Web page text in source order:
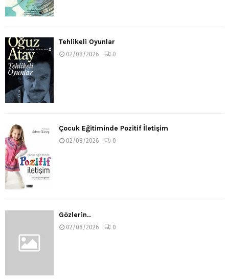
Tehlikeli Oyunlar
02/08/2026 0
Çocuk Eğitiminde Pozitif İletişim
02/08/2026 0
Gözlerin..
02/08/2026 0